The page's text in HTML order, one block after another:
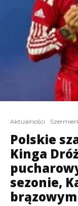
Aktualności
Polskie
Kinga
sezonie,